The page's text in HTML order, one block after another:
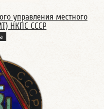
управления местного
НКПС СССР